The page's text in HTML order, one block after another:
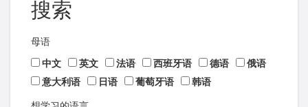
搜索
母语
中文
英文 法语 西班牙语 德语
俄语
意大利语
日语 葡萄牙语 韩语